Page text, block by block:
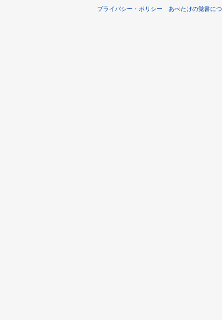
プライバシー・ポリシー あべたけの覚書に